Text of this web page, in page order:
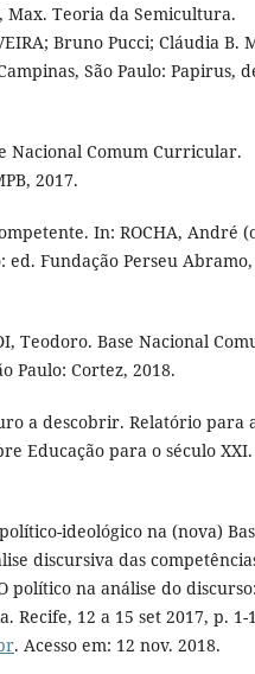
Max. Teoria da Semicultura.
Bruno Pucci; Cláudia B.
São Paulo: Papirus,
Nacional Comum Curricular.
2017.
In: ROCHA, André
ed. Fundação Perseu Abramo,
Teodoro. Base Nacional
Paulo: Cortez, 2018.
a descobrir. Relatório para
Educação para o século XXI.
ideológico na (nova)
discursiva das
político na análise do discurso:
Recife, 12 a 15 set 2017, p. 1-
. Acesso em: 12 nov. 2018.